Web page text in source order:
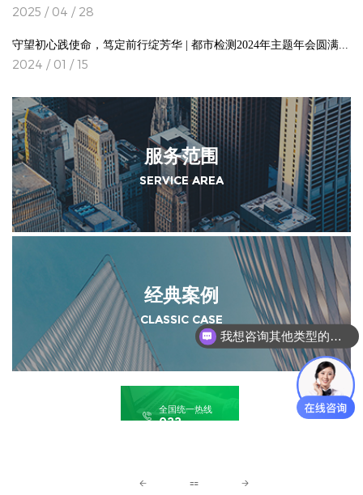
2025 / 04 / 28
守望初心践使命，笃定前行绽芳华 | 都市检测2024年主题年会圆满落幕
2024 / 01 / 15
服务范围
SERVICE AREA
经典案例
CLASSIC CASE
全国统一热线
022-
我想咨询其他类型的检测鉴定